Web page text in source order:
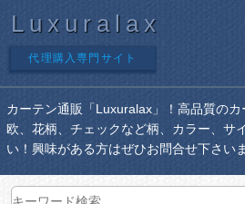
Luxuralax
代理購入専門サイト
カーテン通販「Luxuralax」！高品質の
欧、花柄、チェックなど柄、カラー、サ
い！興味がある方はぜひお問合せ下さいま